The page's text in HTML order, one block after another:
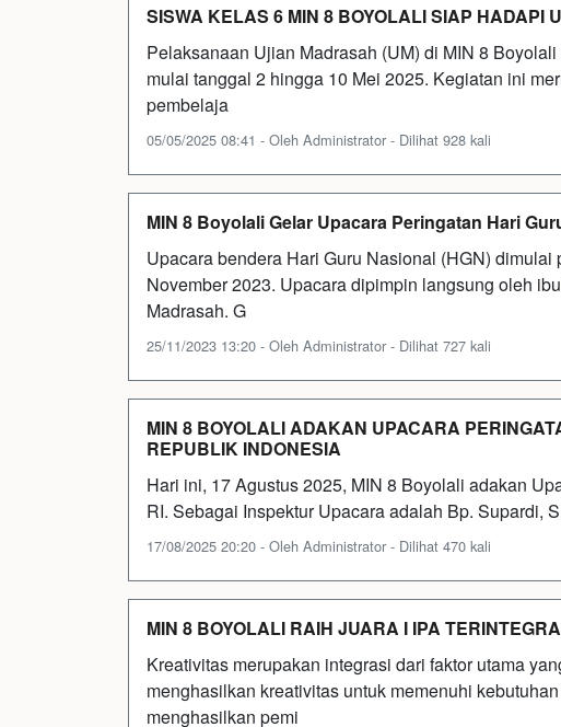
SISWA KELAS 6 MIN 8 BOYOLALI SIAP HADAPI
Pelaksanaan Ujian Madrasah (UM) di MIN 8
mulai tanggal 2 hingga 10 Mei 2025. Kegiatan ini
pembelaja
05/05/2025 08:41 - Oleh Administrator - Dilihat 928 kali
MIN 8 Boyolali Gelar Upacara Peringatan Hari
Upacara bendera Hari Guru Nasional (HGN)
November 2023. Upacara dipimpin langsung oleh
Madrasah. G
25/11/2023 13:20 - Oleh Administrator - Dilihat 727 kali
MIN 8 BOYOLALI ADAKAN UPACARA
REPUBLIK INDONESIA
Hari ini, 17 Agustus 2025, MIN 8 Boyolali adakan
RI. Sebagai Inspektur Upacara adalah Bp. Supardi,
17/08/2025 20:20 - Oleh Administrator - Dilihat 470 kali
MIN 8 BOYOLALI RAIH JUARA I IPA
Kreativitas merupakan integrasi dari faktor utama
menghasilkan kreativitas untuk memenuhi
menghasilkan pemi